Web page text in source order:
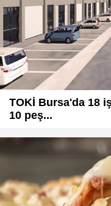
TOKİ Bursa'da 18
10 peş...